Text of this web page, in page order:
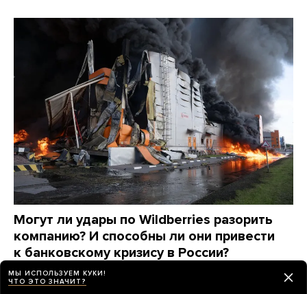
Могут ли удары по Wildberries разорить
компанию? И способны ли они привести
к банковскому кризису в России?
Анализ проекта Riddle Russia
МЫ ИСПОЛЬЗУЕМ КУКИ!
ЧТО ЭТО ЗНАЧИТ?